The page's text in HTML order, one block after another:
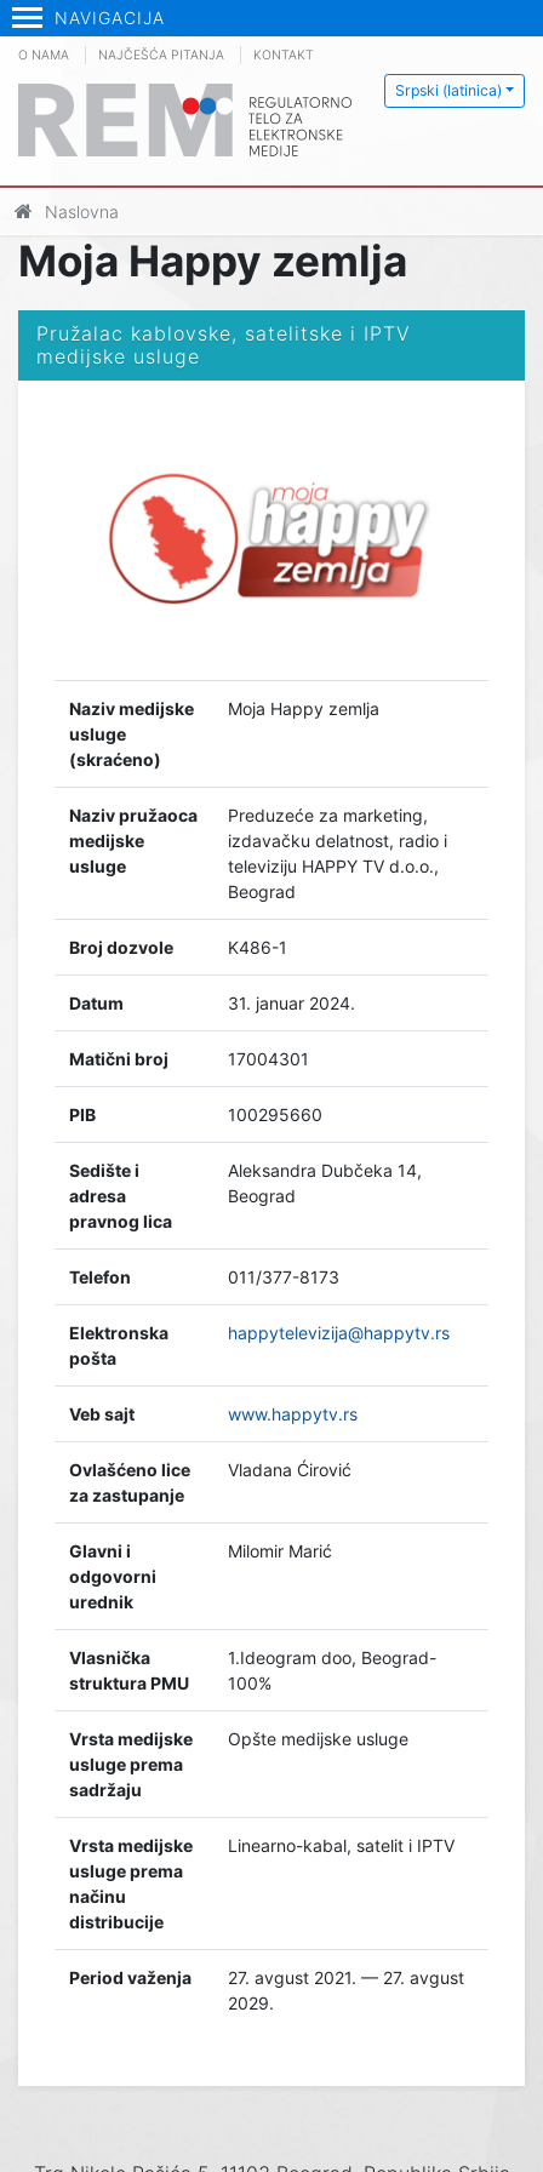
NAVIGACIJA
Srpski (latinica)
O NAMA NAJČEŠĆA PITANJA KONTAKT
Naslovna
Moja Happy zemlja
Pružalac kablovske, satelitske i IPTV
medijske usluge
Naziv medijske
usluge
(skraćeno)
Moja Happy zemlja
Naziv pružaoca
medijske
usluge
Preduzeće za marketing,
izdavačku delatnost, radio i
televiziju HAPPY TV d.o.o.,
Beograd
Broj dozvole K486-1
Datum 31. januar 2024.
Matični broj 17004301
PIB 100295660
Sedište i
adresa
pravnog lica
Aleksandra Dubčeka 14,
Beograd
Telefon 011/377-8173
Elektronska
pošta
happytelevizija@happytv.rs
Veb sajt www.happytv.rs
Ovlašćeno lice
za zastupanje
Vladana Ćirović
Glavni i
odgovorni
urednik
Milomir Marić
Vlasnička
struktura PMU
1.Ideogram doo, Beograd-
100%
Vrsta medijske
usluge prema
sadržaju
Opšte medijske usluge
Vrsta medijske
usluge prema
načinu
distribucije
Linearno-kabal, satelit i IPTV
Period važenja
27. avgust 2021. — 27. avgust
2029.